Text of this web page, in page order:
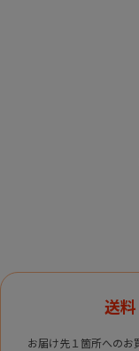
送料
お届け先１箇所へのお